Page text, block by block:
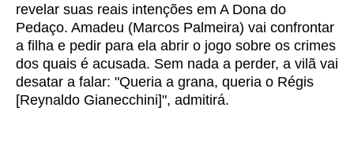
revelar suas reais intenções em A Dona do
Pedaço. Amadeu (Marcos Palmeira) vai confrontar
a filha e pedir para ela abrir o jogo sobre os crimes
dos quais é acusada. Sem nada a perder, a vilã vai
desatar a falar: "Queria a grana, queria o Régis
[Reynaldo Gianecchini]", admitirá.